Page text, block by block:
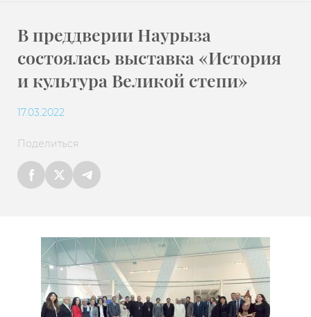
В преддверии Наурыза
состоялась выставка «История
и культура Великой степи»
17.03.2022
Поделиться